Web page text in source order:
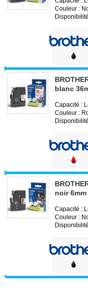
Couleur :
blanc
Capacité :
Couleur :
noir 6mm
Capacité :
Couleur :